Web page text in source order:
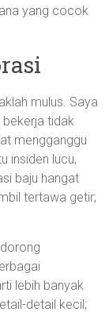
yang cocok
mulus. Saya
tidak
mengganggu
insiden lucu,
baju hangat
tertawa getir;
lebih banyak
detail kecil;